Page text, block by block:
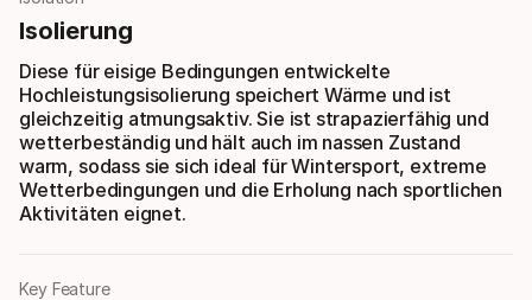
Isolierung
Diese für eisige Bedingungen entwickelte
Hochleistungsisolierung speichert Wärme und ist
gleichzeitig atmungsaktiv. Sie ist strapazierfähig und
wetterbeständig und hält auch im nassen Zustand
warm, sodass sie sich ideal für Wintersport, extreme
Wetterbedingungen und die Erholung nach sportlichen
Aktivitäten eignet.
Key Feature